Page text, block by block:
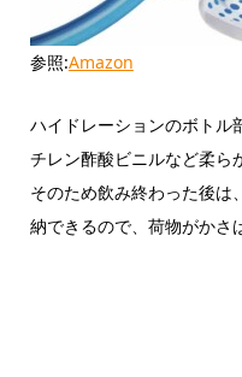
参照:Amazon
ハイドレーションのボトル
チレン酢酸ビニルなど柔ら
そのため飲み終わった後は
納できるので、荷物がかさ